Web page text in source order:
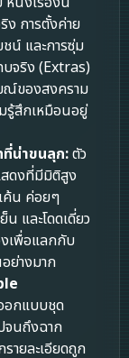
ง การตั้งค่าย
น์ และการซุ่ม
บจริง (Extras)
ณ์ของสงคราม
รู้สึกเหมือนอยู่
ที่น่าขนลุก:ตัว
สดงที่มีมิติสูง
ค้น ค่อยๆ
และโดดเดี่ยว
งเพื่อแลกกับ
ย่างมาก
อกแบบชุด
จนถึงฉาก
ายละเอียดถูก